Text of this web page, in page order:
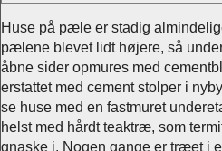
Huse på pæle er stadig
pælene blevet lidt højere, så
åbne sider opmures med
erstattet med cement stolper i
se huse med en fastmuret
helst med hårdt teaktræ, som
gnaske i. Nogen gange er træet i